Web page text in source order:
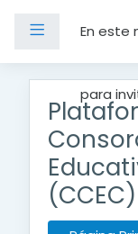
Panel lateral
En este
para
(CCEC)